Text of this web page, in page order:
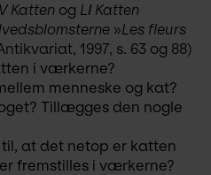
Katten og LІ Katten
»Les fleurs
1997, s. 63 og 88)
i værkerne?
menneske og kat?
Tillægges den nogle
at det netop er katten
fremstilles i værkerne?